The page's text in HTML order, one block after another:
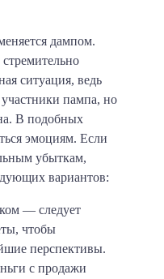
дампом.
ситуация, ведь
участники пампа, но
В подобных
эмоциям. Если
убыткам,
вариантов:
— следует
чтобы
перспективы.
с продажи